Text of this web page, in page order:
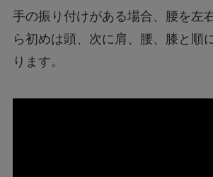
手の振り付けがある場合、腰を左
ら初めは頭、次に肩、腰、膝と順
ります。